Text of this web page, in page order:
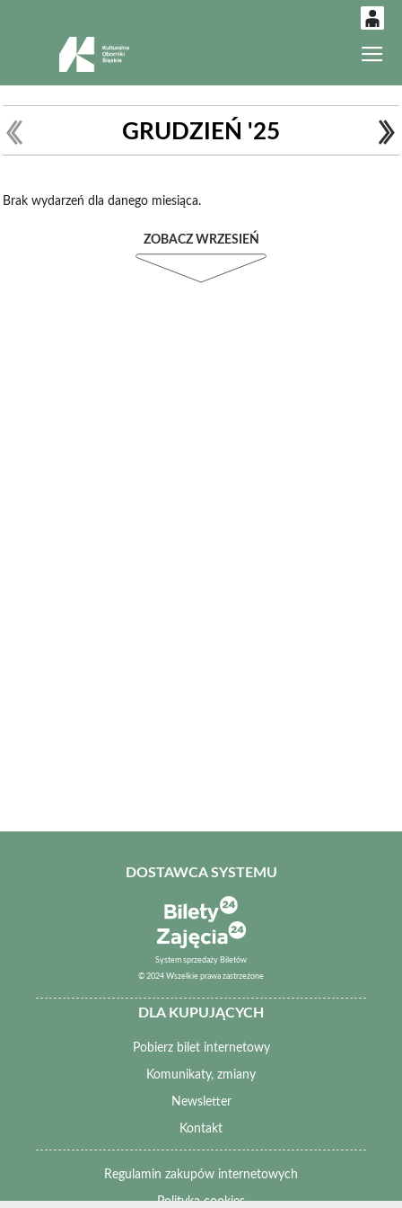
PLN
GRUDZIEŃ '25
Brak wydarzeń dla danego miesiąca.
ZOBACZ WRZESIEŃ
DOSTAWCA SYSTEMU
System sprzedaży Biletów
© 2024 Wszelkie prawa zastrzeżone
DLA KUPUJĄCYCH
Pobierz bilet internetowy
Komunikaty, zmiany
Newsletter
Kontakt
Regulamin zakupów internetowych
Polityka cookies